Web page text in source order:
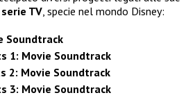
serie TV, specie nel mondo Disney:
Soundtrack
1: Movie Soundtrack
2: Movie Soundtrack
3: Movie Soundtrack